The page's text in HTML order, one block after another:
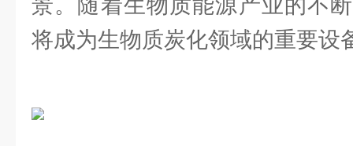
景。随着生物质能源产业的不
将成为生物质炭化领域的重要设